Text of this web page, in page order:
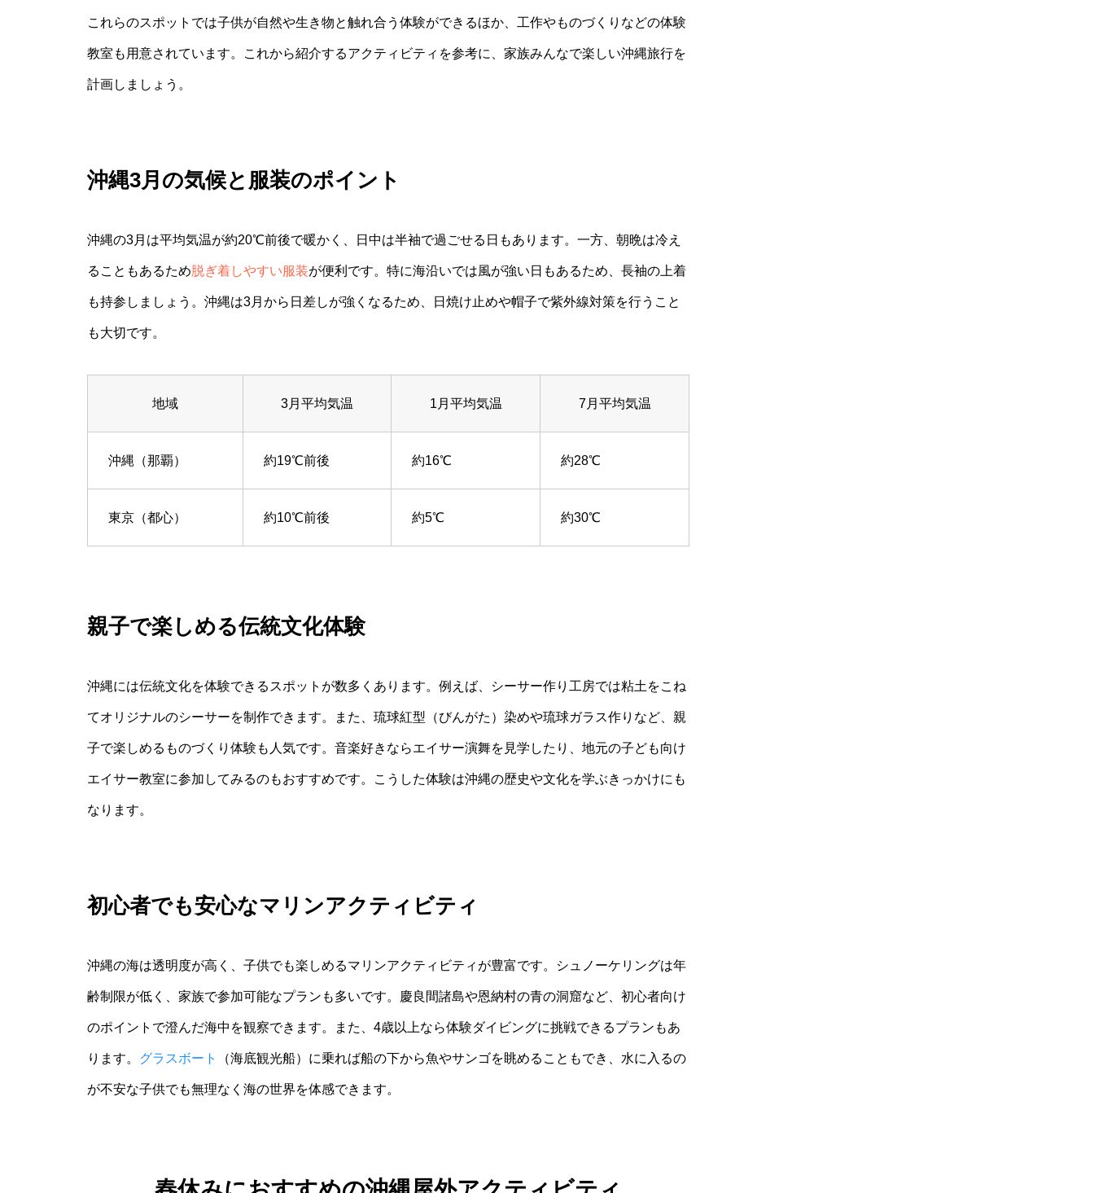
これらのスポットでは子供が自然や生き物と触れ合う体験ができるほか、工作やものづくりなどの体験
教室も用意されています。これから紹介するアクティビティを参考に、家族みんなで楽しい沖縄旅行を
計画しましょう。
沖縄3月の気候と服装のポイント
沖縄の3月は平均気温が約20℃前後で暖かく、日中は半袖で過ごせる日もあります。一方、朝晩は冷え
ることもあるため脱ぎ着しやすい服装が便利です。特に海沿いでは風が強い日もあるため、長袖の上着
も持参しましょう。沖縄は3月から日差しが強くなるため、日焼け止めや帽子で紫外線対策を行うこと
も大切です。
地域 3月平均気温 1月平均気温 7月平均気温
沖縄（那覇） 約19℃前後 約16℃ 約28℃
東京（都心） 約10℃前後 約5℃ 約30℃
親子で楽しめる伝統文化体験
沖縄には伝統文化を体験できるスポットが数多くあります。例えば、シーサー作り工房では粘土をこね
てオリジナルのシーサーを制作できます。また、琉球紅型（びんがた）染めや琉球ガラス作りなど、親
子で楽しめるものづくり体験も人気です。音楽好きならエイサー演舞を見学したり、地元の子ども向け
エイサー教室に参加してみるのもおすすめです。こうした体験は沖縄の歴史や文化を学ぶきっかけにも
なります。
初心者でも安心なマリンアクティビティ
沖縄の海は透明度が高く、子供でも楽しめるマリンアクティビティが豊富です。シュノーケリングは年
齢制限が低く、家族で参加可能なプランも多いです。慶良間諸島や恩納村の青の洞窟など、初心者向け
のポイントで澄んだ海中を観察できます。また、4歳以上なら体験ダイビングに挑戦できるプランもあ
ります。 グラスボート （海底観光船）に乗れば船の下から魚やサンゴを眺めることもでき、水に入るの
が不安な子供でも無理なく海の世界を体感できます。